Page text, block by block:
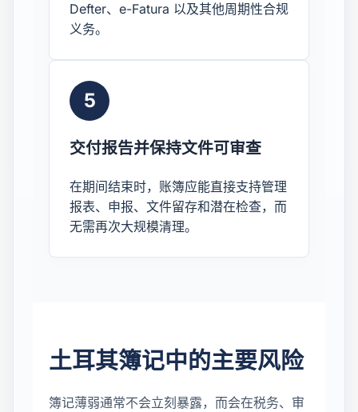
Defter、e-Fatura 以及其他周期性合规
义务。
5
交付报告并保持文件可审查
在期间结束时，账簿应能直接支持管理
报表、申报、文件留存和潜在检查，而
无需再次大规模清理。
土耳其簿记中的主要风险
簿记薄弱通常不会立刻暴露，而会在税务、审